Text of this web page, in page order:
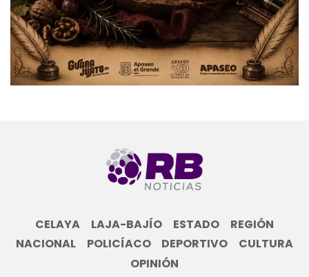
CELAYA LAJA-BAJÍO ESTADO
REGIÓN
NACIONAL
POLICÍACO DEPORTIVO
CULTURA
OPINIÓN